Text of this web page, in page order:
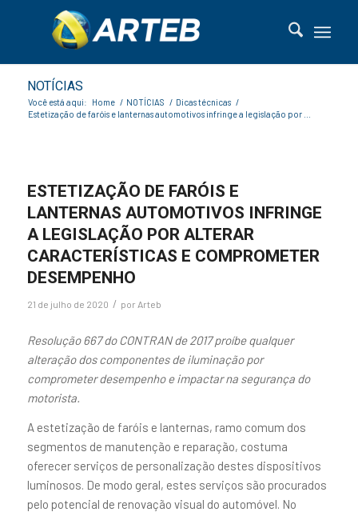
NOTÍCIAS
Você está aqui: Home / NOTÍCIAS / Dicas técnicas /
Estetização de faróis e lanternas automotivos infringe a legislação por ...
ESTETIZAÇÃO DE FARÓIS E
LANTERNAS AUTOMOTIVOS INFRINGE
A LEGISLAÇÃO POR ALTERAR
CARACTERÍSTICAS E COMPROMETER
DESEMPENHO
21 de julho de 2020 / por Arteb
Resolução 667 do CONTRAN de 2017 proíbe qualquer
alteração dos componentes de iluminação por
comprometer desempenho e impactar na segurança do
motorista.
A estetização de faróis e lanternas, ramo comum dos
segmentos de manutenção e reparação, costuma
oferecer serviços de personalização destes dispositivos
luminosos. De modo geral, estes serviços são procurados
pelo potencial de renovação visual do automóvel. No